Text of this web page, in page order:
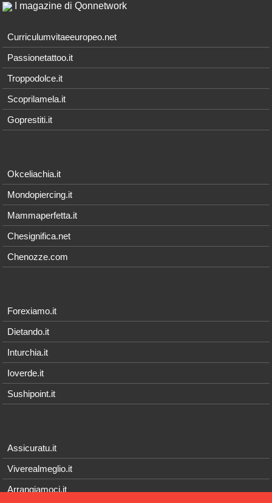
I magazine di Qonnetwork
Curriculumvitaeeuropeo.net
Passionetattoo.it
Troppodolce.it
Scoprilamela.it
Goprestiti.it
Okceliachia.it
Mondopiercing.it
Mammaperfetta.it
Chesignifica.net
Chenozze.com
Forexiamo.it
Dietando.it
Inturchia.it
Ioverde.it
Sushipoint.it
Assicuratu.it
Viverealmeglio.it
Arrangiamoci.it